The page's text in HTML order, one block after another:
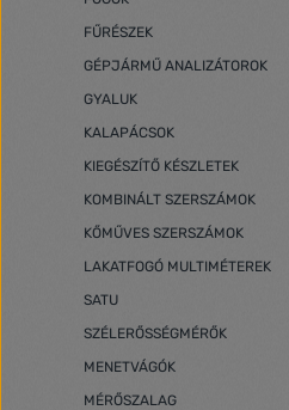
FŰRÉSZEK
GÉPJÁRMŰ ANALIZÁTOROK
GYALUK
KALAPÁCSOK
KIEGÉSZÍTŐ KÉSZLETEK
KOMBINÁLT SZERSZÁMOK
KŐMŰVES SZERSZÁMOK
LAKATFOGÓ MULTIMÉTEREK
SATU
SZÉLERŐSSÉGMÉRŐK
MENETVÁGÓK
MÉRŐSZALAG